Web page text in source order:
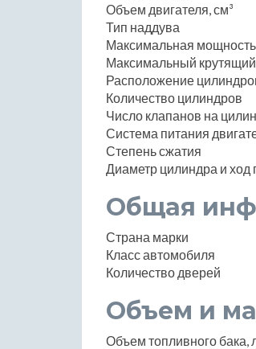
Объем двигателя, см³
Тип наддува
Максимальная
Максимальный
Расположение
Количество цилиндров
Число клапанов на
Система питания
Степень сжатия
Диаметр цилиндра и
Общая
Страна марки
Класс автомобиля
Количество дверей
Объем и
Объем топливного бака,